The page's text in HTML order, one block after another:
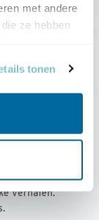
met andere
ze hebben
tonen
per jaar
met
verhalen.